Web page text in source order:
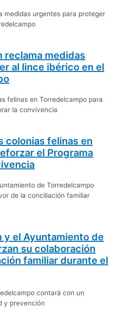
reclama medidas
al lince ibérico en el
colonias felinas en
el Programa
y el Ayuntamiento de
su colaboración
familiar durante el